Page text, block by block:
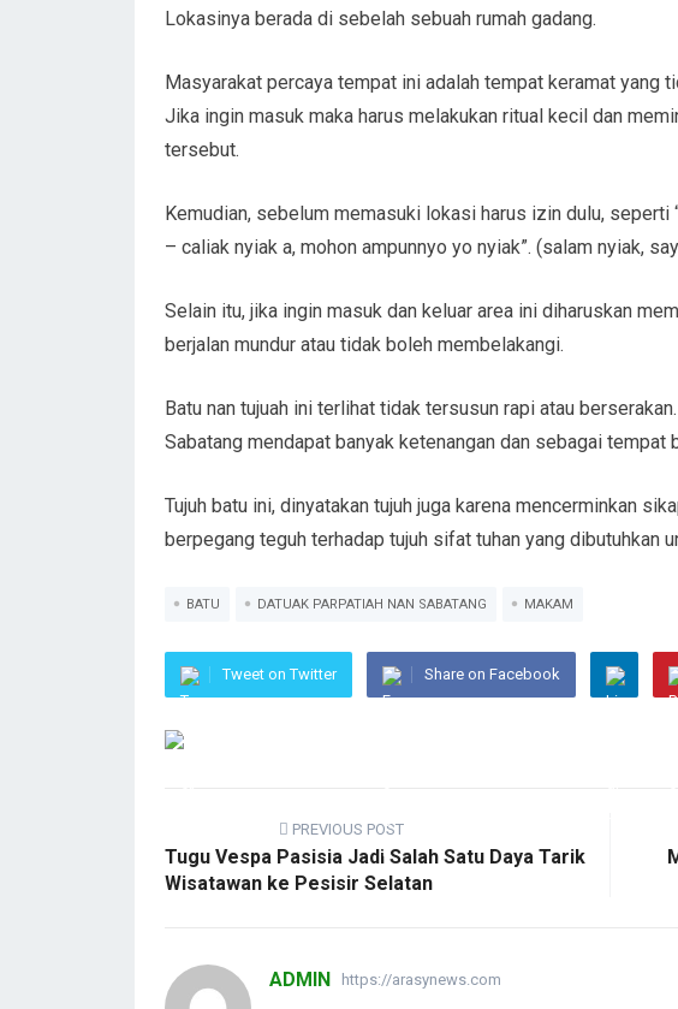
Lokasinya berada di sebelah sebuah rumah gadang.
Masyarakat percaya tempat ini adalah tempat keramat yang
Jika ingin masuk maka harus melakukan ritual kecil dan
tersebut.
Kemudian, sebelum memasuki lokasi harus izin dulu, seperti
– caliak nyiak a, mohon ampunnyo yo nyiak”. (salam nyiak,
Selain itu, jika ingin masuk dan keluar area ini diharuskan
berjalan mundur atau tidak boleh membelakangi.
Batu nan tujuah ini terlihat tidak tersusun rapi atau
Sabatang mendapat banyak ketenangan dan sebagai tempat
Tujuh batu ini, dinyatakan tujuh juga karena mencerminkan
berpegang teguh terhadap tujuh sifat tuhan yang dibutuhkan
BATU DATUAK PARPATIAH NAN SABATANG MAKAM
Tweet on Twitter Share on Facebook
PREVIOUS POST
Tugu Vespa Pasisia Jadi Salah Satu Daya Tarik
Wisatawan ke Pesisir Selatan
ADMIN https://arasynews.com